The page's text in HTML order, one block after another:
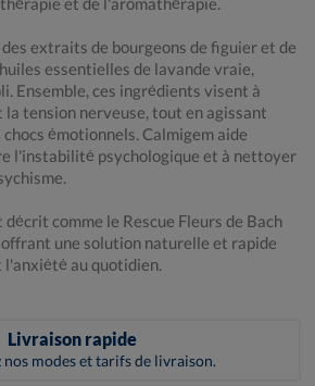
extraits de bourgeons de figuier et de
essentielles de lavande vraie,
Ensemble, ces ingrédients visent à
tension nerveuse, tout en agissant
émotionnels. Calmigem aide
l'instabilité psychologique et à nettoyer
comme le Rescue Fleurs de Bach
une solution naturelle et rapide
au quotidien.
Livraison rapide
nos modes et tarifs de livraison.